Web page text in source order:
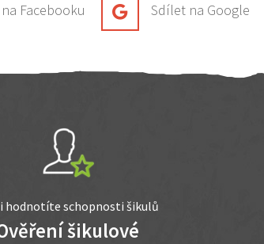
Facebooku Sdílet na Google
hodnotíte schopnosti šikulů
šikulové